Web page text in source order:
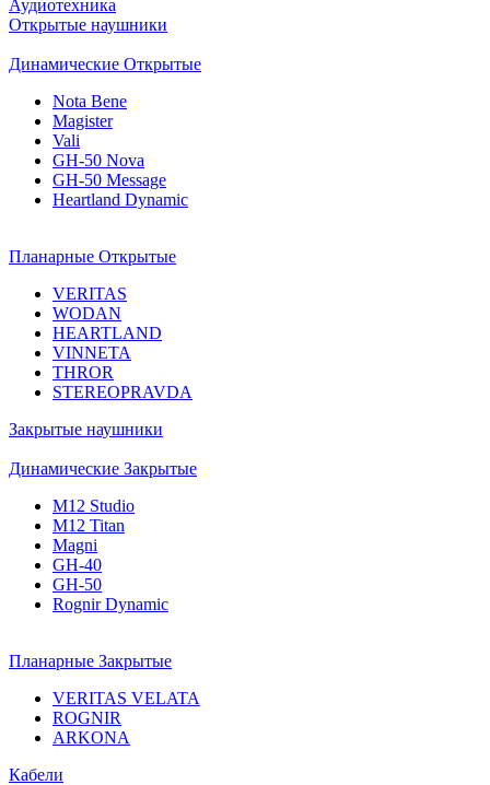
Аудиотехника
Открытые наушники
Динамические Открытые
Nota Bene
Magister
Vali
GH-50 Nova
GH-50 Message
Heartland Dynamic
Планарные Открытые
VERITAS
WODAN
HEARTLAND
VINNETA
THROR
STEREOPRAVDA
Закрытые наушники
Динамические Закрытые
M12 Studio
M12 Titan
Magni
GH-40
GH-50
Rognir Dynamic
Планарные Закрытые
VERITAS VELATA
ROGNIR
ARKONA
Кабели